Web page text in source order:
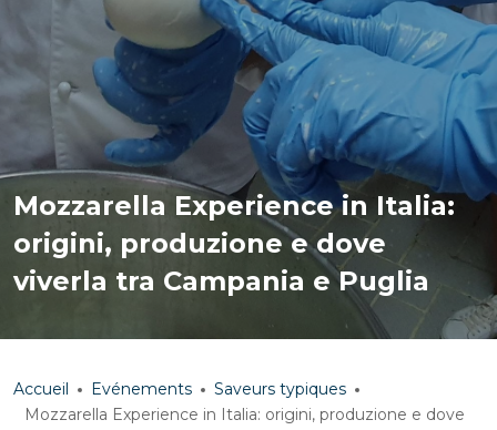
Mozzarella Experience in Italia:
origini, produzione e dove
viverla tra Campania e Puglia
Accueil Evénements
Saveurs typiques
Mozzarella Experience in Italia: origini, produzione e dove